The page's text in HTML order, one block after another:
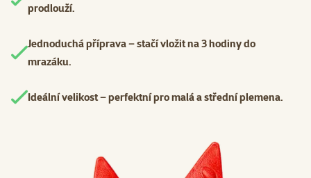
prodlouží.
Jednoduchá příprava – stačí vložit na 3 hodiny do
mrazáku.
Ideální velikost – perfektní pro malá a střední plemena.